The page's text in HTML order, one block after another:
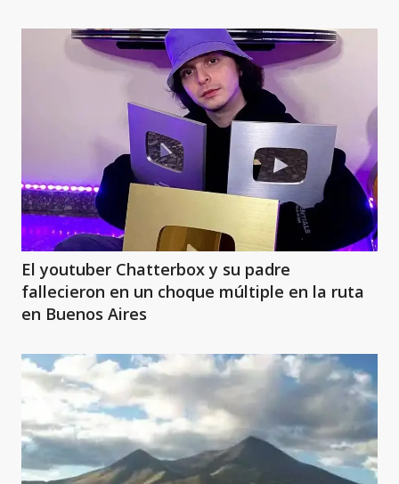
El youtuber Chatterbox y su padre
fallecieron en un choque múltiple en la ruta
en Buenos Aires